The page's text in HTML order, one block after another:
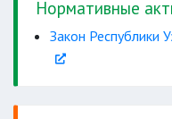
Нормативные
Закон Республики